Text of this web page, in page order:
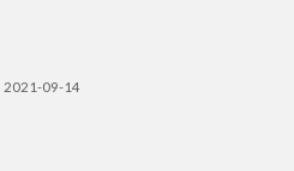
2021-09-14